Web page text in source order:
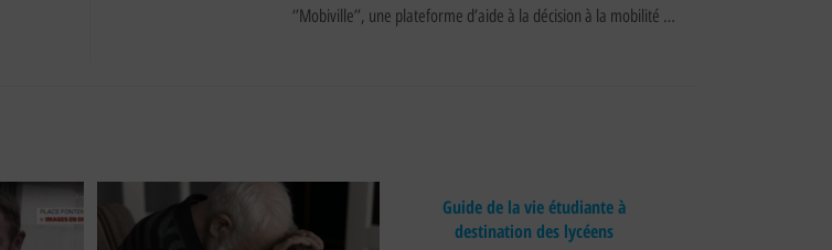
‘’Mobiville’’, une plateforme d’aide à la décision à la mobilité …
Guide de la vie étudiante à
destination des lycéens